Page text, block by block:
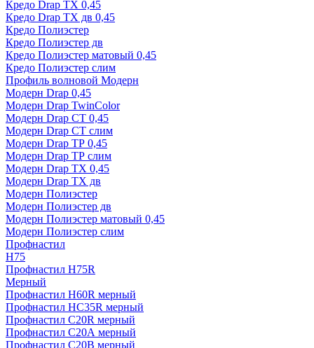
Кредо Drap ТХ 0,45
Кредо Drap ТХ дв 0,45
Кредо Полиэстер
Кредо Полиэстер дв
Кредо Полиэстер матовый 0,45
Кредо Полиэстер слим
Профиль волновой Модерн
Модерн Drap 0,45
Модерн Drap TwinColor
Модерн Drap СТ 0,45
Модерн Drap СТ слим
Модерн Drap ТР 0,45
Модерн Drap ТР слим
Модерн Drap ТХ 0,45
Модерн Drap ТХ дв
Модерн Полиэстер
Модерн Полиэстер дв
Модерн Полиэстер матовый 0,45
Модерн Полиэстер слим
Профнастил
H75
Профнастил H75R
Мерный
Профнастил H60R мерный
Профнастил HC35R мерный
Профнастил С20R мерный
Профнастил С20А мерный
Профнастил С20В мерный